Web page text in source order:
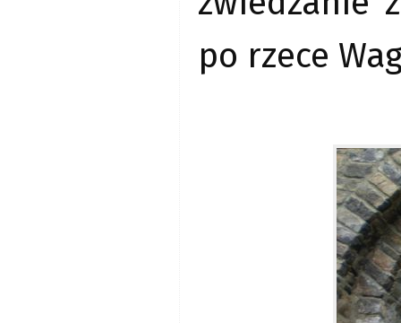
po rzece